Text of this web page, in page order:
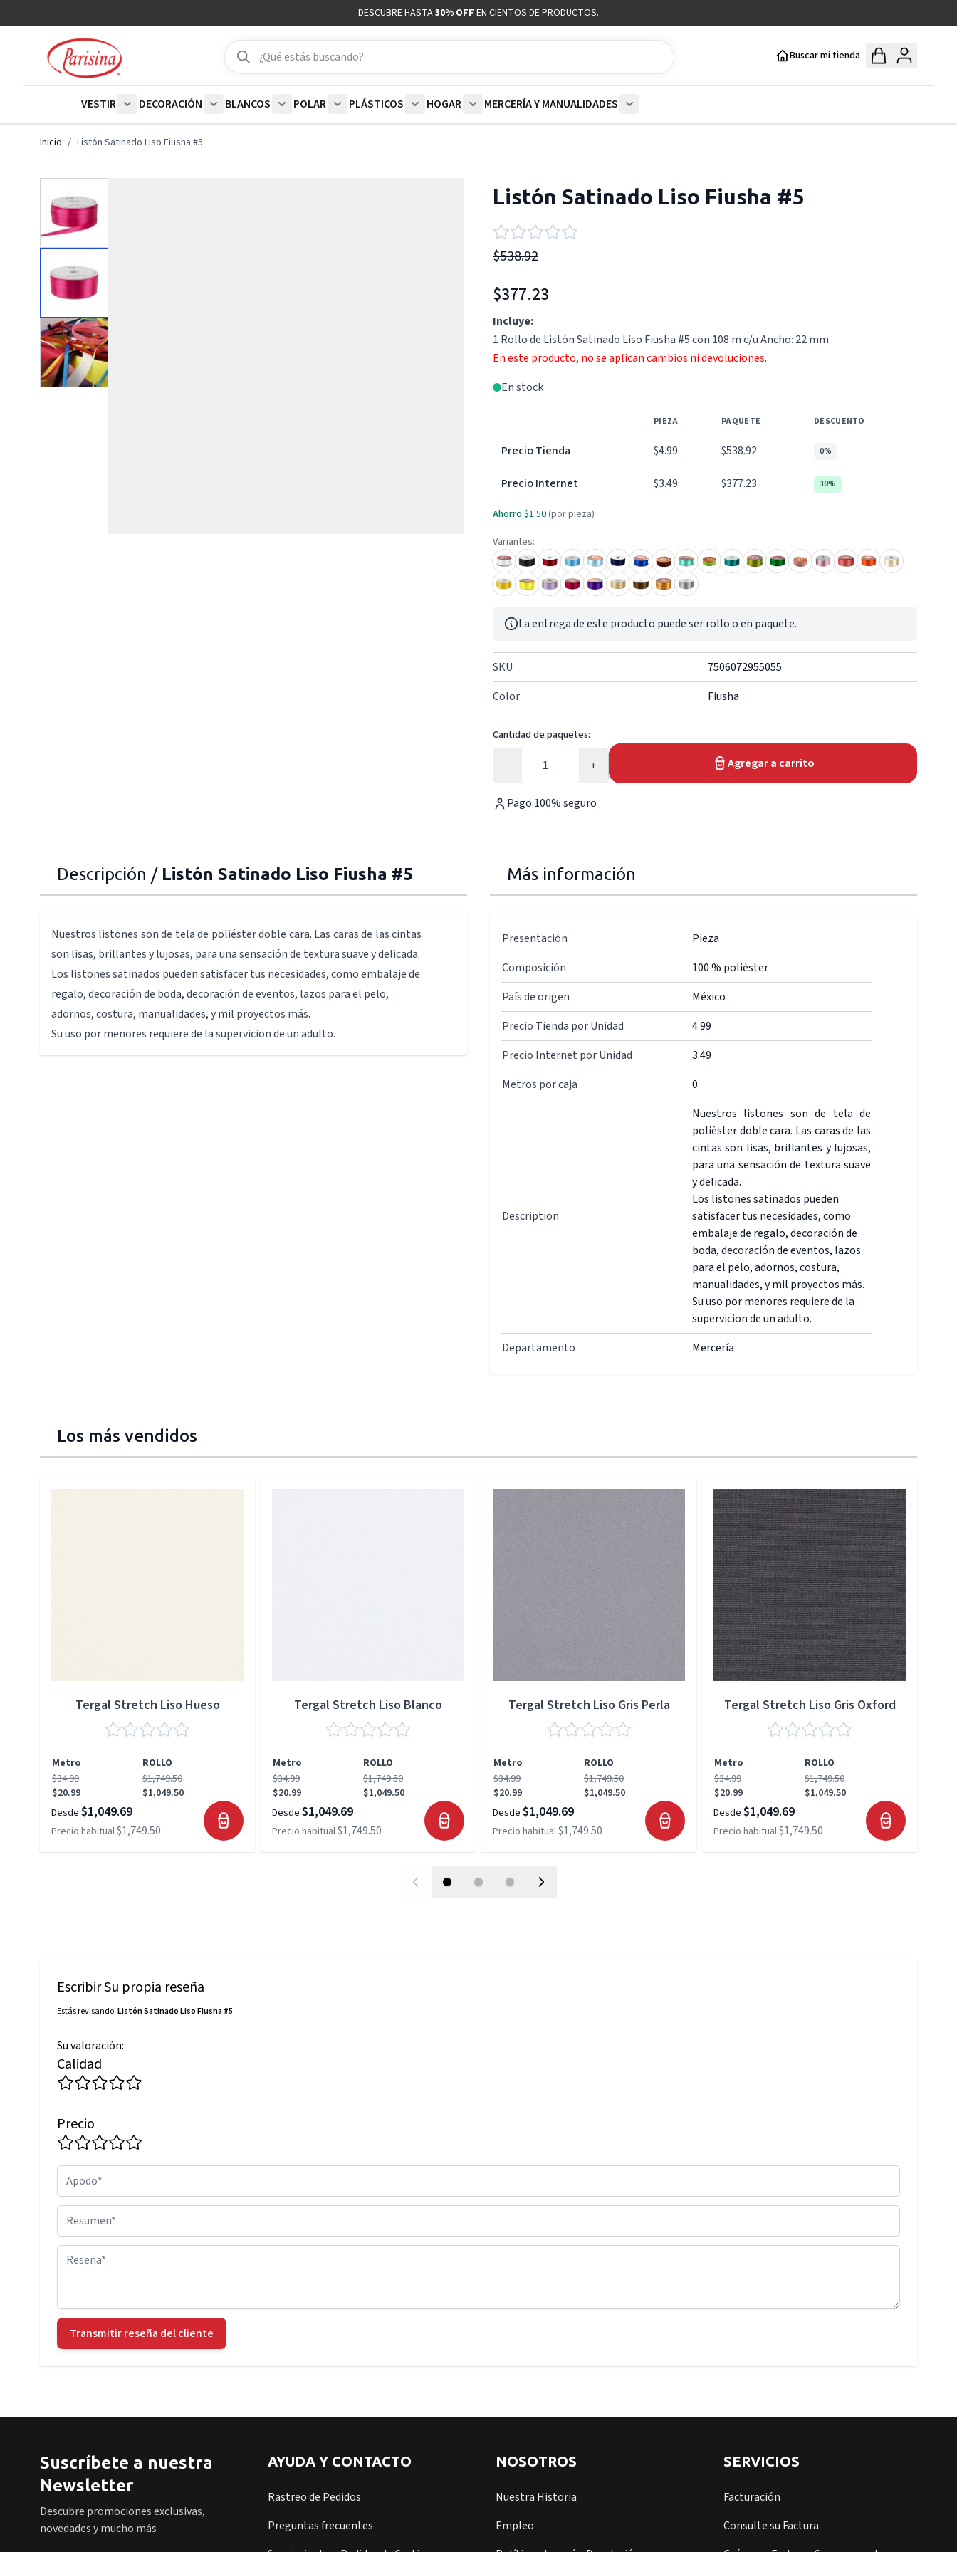
DESCUBRE HASTA30% OFF EN CIENTOS DE PRODUCTOS.
Buscar
Buscar
Buscar mi tienda
VESTIR
DECORACIÓN
BLANCOS
POLAR
PLÁSTICOS
HOGAR
MERCERÍA Y MANUALIDADES
Inicio / Listón Satinado Liso Fiusha #5
Listón Satinado Liso Fiusha #5
$538.92
$377.23
Incluye:
1 Rollo de Listón Satinado Liso Fiusha #5 con 108 m c/u Ancho: 22 mm
En este producto, no se aplican cambios ni devoluciones.
En stock
PIEZA PAQUETE DESCUENTO
Precio Tienda $4.99 $538.92 0%
Precio Internet $3.49 $377.23 30%
Ahorro $1.50 (por pieza)
Variantes:
La entrega de este producto puede ser rollo o en paquete.
SKU
7506072955055
Color
Fiusha
Cantidad de paquetes:
−
Cantidad
+ Agregar a carrito
Pago 100% seguro
Descripción / Listón Satinado Liso Fiusha #5
Nuestros listones son de tela de poliéster doble cara. Las caras de las cintas
son lisas, brillantes y lujosas, para una sensación de textura suave y delicada.
Los listones satinados pueden satisfacer tus necesidades, como embalaje de
regalo, decoración de boda, decoración de eventos, lazos para el pelo,
adornos, costura, manualidades, y mil proyectos más.
Su uso por menores requiere de la supervicion de un adulto.
Más información
Presentación
Pieza
Composición
100 % poliéster
País de origen
México
Precio Tienda por Unidad
4.99
Precio Internet por Unidad
3.49
Metros por caja
0
Description
Nuestros listones son de tela de
poliéster doble cara. Las caras de las
cintas son lisas, brillantes y lujosas,
para una sensación de textura suave
y delicada.
Los listones satinados pueden
satisfacer tus necesidades, como
embalaje de regalo, decoración de
boda, decoración de eventos, lazos
para el pelo, adornos, costura,
manualidades, y mil proyectos más.
Su uso por menores requiere de la
supervicion de un adulto.
Departamento
Mercería
Los más vendidos
Tergal Stretch Liso Hueso
Metro
ROLLO
$34.99
$20.99
$1,749.50
$1,049.50
Desde $1,049.69
Precio habitual$1,749.50
Tergal Stretch Liso Blanco
Metro
ROLLO
$34.99
$20.99
$1,749.50
$1,049.50
Desde $1,049.69
Precio habitual$1,749.50
Tergal Stretch Liso Gris Perla
Metro
ROLLO
$34.99
$20.99
$1,749.50
$1,049.50
Desde $1,049.69
Precio habitual$1,749.50
Tergal Stretch Liso Gris Oxford
Metro
ROLLO
$34.99
$20.99
$1,749.50
$1,049.50
Desde $1,049.69
Precio habitual$1,749.50
Escribir Su propia reseña
Estás revisando:Listón Satinado Liso Fiusha #5
Su valoración:
Calidad
Precio
Apodo
Resumen
Reseña
Transmitir reseña del cliente
Suscríbete a nuestra
Newsletter
Descubre promociones exclusivas,
novedades y mucho más
AYUDA Y CONTACTO
Rastreo de Pedidos
Preguntas frecuentes
NOSOTROS
Nuestra Historia
Empleo
SERVICIOS
Facturación
Consulte su Factura